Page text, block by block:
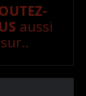
aussi
sur..